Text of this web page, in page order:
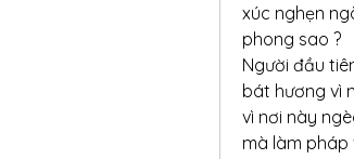
xúc nghẹn
phong sao ?
Người đầu
bát hương vì
vì nơi này
mà làm pháp